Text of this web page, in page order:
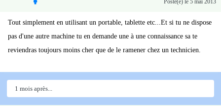
Posté(e) le 5 mai 2013
Tout simplement en utilisant un portable, tablette etc...Et si tu ne dispose
pas d'une autre machine tu en demande une à une connaissance sa te
reviendras toujours moins cher que de le ramener chez un technicien.
1 mois après...